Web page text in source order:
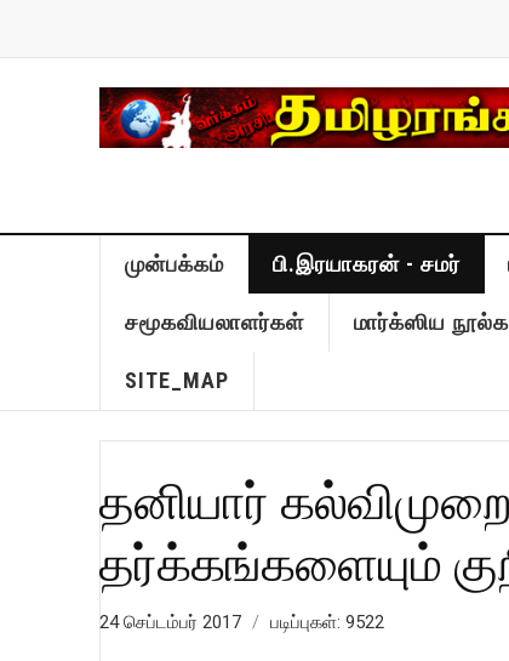
முன்பக்கம் பி.இரயாகரன் - சமர்
சமூகவியலாளர்கள் மார்க்ஸிய
SITE_MAP
தனியார்
தர்க்கங்களையும்
24 செப்டம்பர் 2017 படிப்புகள்: 9522